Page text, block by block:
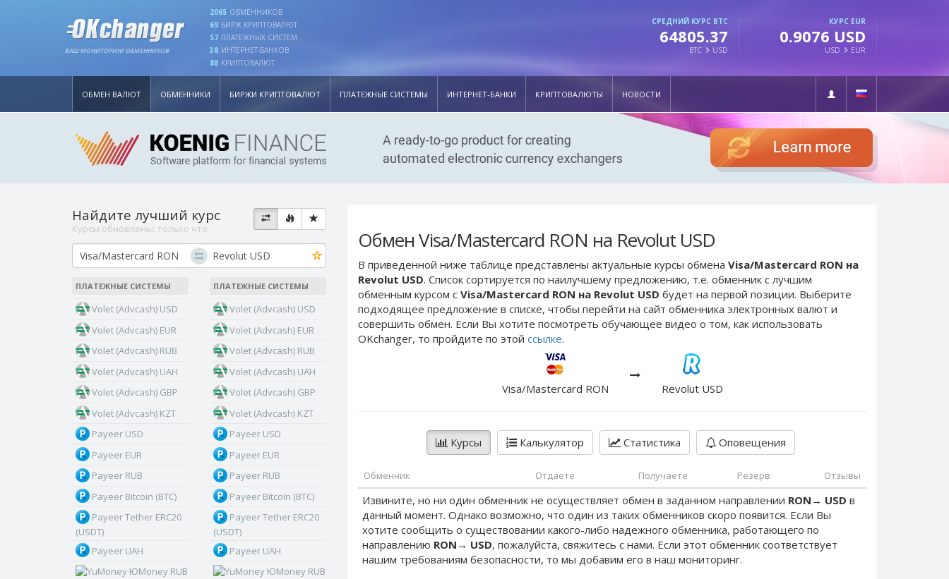
ВАШ МОНИТОРИНГ ОБМЕННИКОВ
2065 ОБМЕННИКОВ
69 БИРЖ КРИПТОВАЛЮТ
57 ПЛАТЕЖНЫХ СИСТЕМ
38 ИНТЕРНЕТ-БАНКОВ
88 КРИПТОВАЛЮТ
СРЕДНИЙ КУРС BTC
64805.37
BTC USD
КУРС EUR
0.9076 USD
USD EUR
ОБМЕН ВАЛЮТ ОБМЕННИКИ БИРЖИ КРИПТОВАЛЮТ ПЛАТЕЖНЫЕ СИСТЕМЫ ИНТЕРНЕТ-БАНКИ КРИПТОВАЛЮТЫ НОВОСТИ
Обмен Visa/Mastercard RON на Revolut USD
В приведенной ниже таблице представлены актуальные курсы обмена Visa/Mastercard RON на
Revolut USD. Список сортируется по наилучшему предложению, т.е. обменник с лучшим
обменным курсом с Visa/Mastercard RON на Revolut USD будет на первой позиции. Выберите
подходящее предложение в списке, чтобы перейти на сайт обменника электронных валют и
совершить обмен. Если Вы хотите посмотреть обучающее видео о том, как использовать
OKchanger, то пройдите по этой ссылке.
Visa/Mastercard RON Revolut USD
Курсы Калькулятор Статистика Оповещения
Обменник Отдаете Получаете Резерв Отзывы
Извините, но ни один обменник не осуществляет обмен в заданном направлении RON → USD в
данный момент. Однако возможно, что один из таких обменников скоро появится. Если Вы
хотите сообщить о существовании какого-либо надежного обменника, работающего по
направлению RON → USD, пожалуйста, свяжитесь с нами. Если этот обменник соответствует
нашим требованиям безопасности, то мы добавим его в наш мониторинг.
Найдите лучший курс
Курсы обновлены: только что
ПЛАТЕЖНЫЕ СИСТЕМЫ
Volet (Advcash) USD
Volet (Advcash) EUR
Volet (Advcash) RUB
Volet (Advcash) UAH
Volet (Advcash) GBP
Volet (Advcash) KZT
Payeer USD
Payeer EUR
Payeer RUB
Payeer Bitcoin (BTC)
Payeer Tether ERC20
(USDT)
Payeer UAH
ЮMoney RUB
ПЛАТЕЖНЫЕ СИСТЕМЫ
Volet (Advcash) USD
Volet (Advcash) EUR
Volet (Advcash) RUB
Volet (Advcash) UAH
Volet (Advcash) GBP
Volet (Advcash) KZT
Payeer USD
Payeer EUR
Payeer RUB
Payeer Bitcoin (BTC)
Payeer Tether ERC20
(USDT)
Payeer UAH
ЮMoney RUB